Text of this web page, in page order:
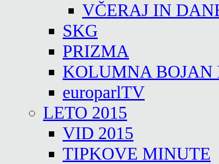
VČERAJ IN
SKG
PRIZMA
KOLUMNA BOJAN
europarlTV
LETO 2015
VID 2015
TIPKOVE MINUTE